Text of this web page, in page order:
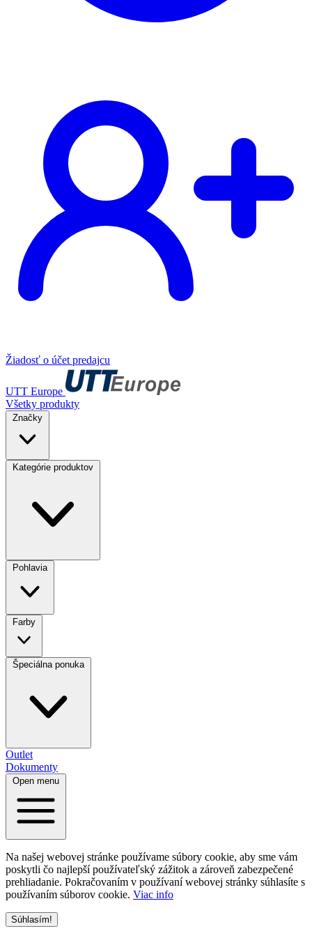
Žiadosť o účet predajcu
UTT Europe
Všetky produkty
Značky
Kategórie produktov
Pohlavia
Farby
Špeciálna ponuka
Outlet
Dokumenty
Open menu
Na našej webovej stránke používame súbory cookie, aby sme vám
poskytli čo najlepší používateľský zážitok a zároveň zabezpečené
prehliadanie. Pokračovaním v používaní webovej stránky súhlasíte s
používaním súborov cookie. Viac info
Súhlasím!